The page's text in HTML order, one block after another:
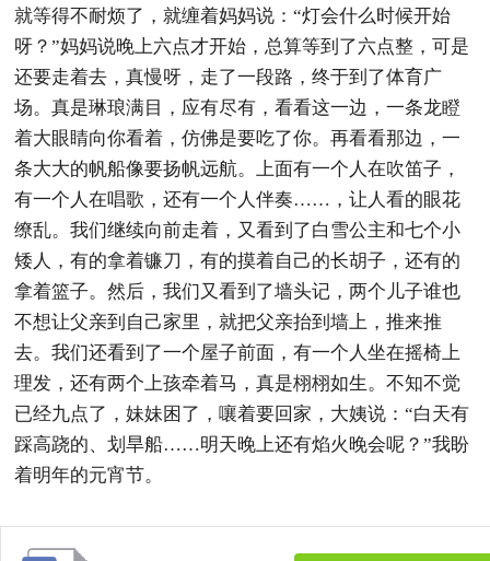
就等得不耐烦了，就缠着妈妈说：“灯会什么时候开始
呀？”妈妈说晚上六点才开始，总算等到了六点整，可是
还要走着去，真慢呀，走了一段路，终于到了体育广
场。真是琳琅满目，应有尽有，看看这一边，一条龙瞪
着大眼睛向你看着，仿佛是要吃了你。再看看那边，一
条大大的帆船像要扬帆远航。上面有一个人在吹笛子，
有一个人在唱歌，还有一个人伴奏……，让人看的眼花
缭乱。我们继续向前走着，又看到了白雪公主和七个小
矮人，有的拿着镰刀，有的摸着自己的长胡子，还有的
拿着篮子。然后，我们又看到了墙头记，两个儿子谁也
不想让父亲到自己家里，就把父亲抬到墙上，推来推
去。我们还看到了一个屋子前面，有一个人坐在摇椅上
理发，还有两个上孩牵着马，真是栩栩如生。不知不觉
已经九点了，妹妹困了，嚷着要回家，大姨说：“白天有
踩高跷的、划旱船……明天晚上还有焰火晚会呢？”我盼
着明年的元宵节。